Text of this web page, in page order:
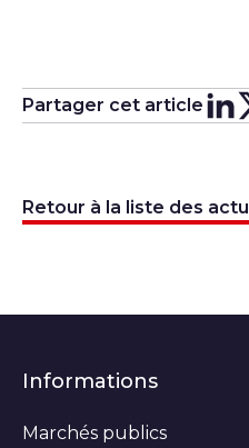
Partager cet article
Retour à la liste des
Informations
Marchés publics